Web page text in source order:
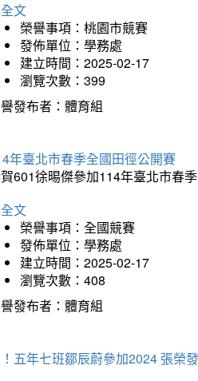
文
榮譽事項：桃園市競賽
發佈單位：學務處
建立時間：2025-02-17
瀏覽次數：399
發布者：體育組
年臺北市春季全國田徑公開賽
601徐晹傑參加114年臺北市春
文
榮譽事項：全國競賽
發佈單位：學務處
建立時間：2025-02-17
瀏覽次數：408
發布者：體育組
五年七班鄒辰蔚參加2024 張榮